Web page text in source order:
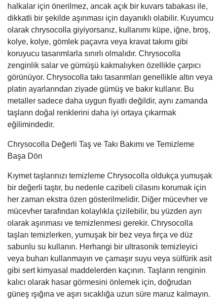
halkalar için önerilmez, ancak açık bir kuvars tabakası ile,
dikkatli bir şekilde aşınması için dayanıklı olabilir. Kuyumcu
olarak chrysocolla giyiyorsanız, kullanımı küpe, iğne, broş,
kolye, kolye, gömlek paçavra veya kravat takımı gibi
koruyucu tasarımlarla sınırlı olmalıdır. Chrysocolla
zenginlik salar ve gümüşü kakmalıyken özellikle çarpıcı
görünüyor. Chrysocolla takı tasarımları genellikle altın veya
platin ayarlarından ziyade gümüş ve bakır kullanır. Bu
metaller sadece daha uygun fiyatlı değildir, aynı zamanda
taşların doğal renklerini daha iyi ortaya çıkarmak
eğilimindedir.
Chrysocolla Değerli Taş ve Takı Bakımı ve Temizleme
Başa Dön
Kıymet taşlarınızı temizleme Chrysocolla oldukça yumuşak
bir değerli taştır, bu nedenle cazibeli cilasını korumak için
her zaman ekstra özen gösterilmelidir. Diğer mücevher ve
mücevher tarafından kolaylıkla çizilebilir, bu yüzden ayrı
olarak aşınması ve temizlenmesi gerekir. Chrysocolla
taşları temizlerken, yumuşak bir bez veya fırça ve düz
sabunlu su kullanın. Herhangi bir ultrasonik temizleyici
veya buharı kullanmayın ve çamaşır suyu veya sülfürik asit
gibi sert kimyasal maddelerden kaçının. Taşların renginin
kalıcı olarak hasar görmesini önlemek için, doğrudan
güneş ışığına ve aşırı sıcaklığa uzun süre maruz kalmayın.